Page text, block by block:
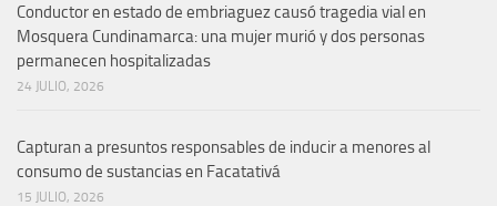
Conductor en estado de embriaguez causó tragedia vial en
Mosquera Cundinamarca: una mujer murió y dos personas
permanecen hospitalizadas
24 JULIO, 2026
Capturan a presuntos responsables de inducir a menores al
consumo de sustancias en Facatativá
15 JULIO, 2026